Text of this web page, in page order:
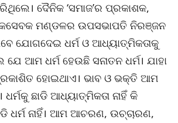
ଦୈନିକ ‘ସମାଜ’ର ପ୍ରକାଶକ,
ମଣ୍ଡଳର ଉପସଭାପତି ନିରଞ୍ଜନ
ଯୋଗଦେଇ ଧର୍ମ ଓ ଆଧ୍ୟାତ୍ମିକତାକୁ
ଆମ ଧର୍ମ ହେଉଛି ସନାତନ ଧର୍ମ। ଯାହା
ହୋଇଥାଏ। ଭାବ ଓ ଭକ୍ତି ଆମ
ଧର୍ମକୁ ଛାଡି ଆଧ୍ୟାତ୍ମିକତା ନାହିଁ କି
ଧର୍ମ ନାହିଁ। ଆମ ଆଚରଣ, ଉଚ୍ଚାରଣ,